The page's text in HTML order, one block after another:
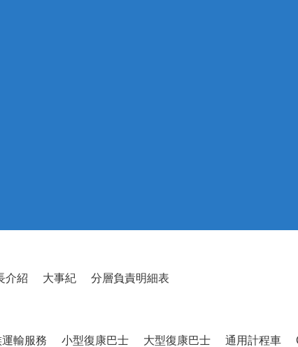
介紹 大事紀 分層負責明細表
輸服務 小型復康巴士 大型復康巴士 通用計程車